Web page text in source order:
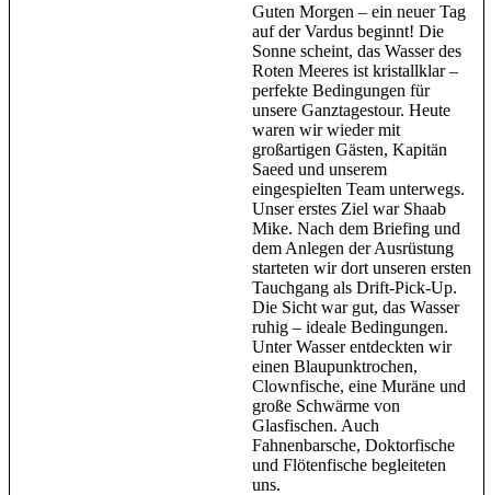
Guten Morgen – ein neuer Tag
auf der Vardus beginnt! Die
Sonne scheint, das Wasser des
Roten Meeres ist kristallklar –
perfekte Bedingungen für
unsere Ganztagestour. Heute
waren wir wieder mit
großartigen Gästen, Kapitän
Saeed und unserem
eingespielten Team unterwegs.
Unser erstes Ziel war Shaab
Mike. Nach dem Briefing und
dem Anlegen der Ausrüstung
starteten wir dort unseren ersten
Tauchgang als Drift-Pick-Up.
Die Sicht war gut, das Wasser
ruhig – ideale Bedingungen.
Unter Wasser entdeckten wir
einen Blaupunktrochen,
Clownfische, eine Muräne und
große Schwärme von
Glasfischen. Auch
Fahnenbarsche, Doktorfische
und Flötenfische begleiteten
uns.